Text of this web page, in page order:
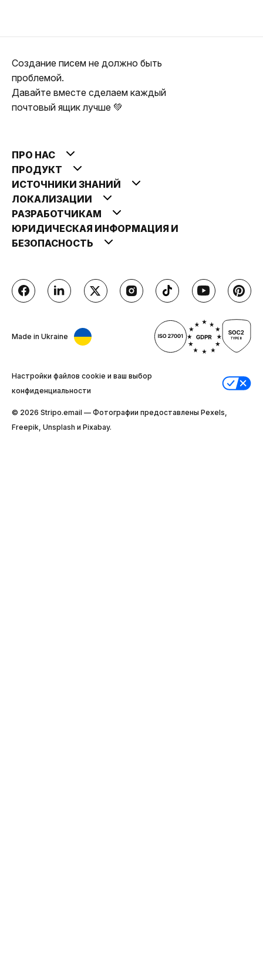
Создание писем не должно быть
проблемой.
Давайте вместе сделаем каждый
почтовый ящик лучше 💚
ПРО НАС
ПРОДУКТ
ИСТОЧНИКИ ЗНАНИЙ
ЛОКАЛИЗАЦИИ
РАЗРАБОТЧИКАМ
ЮРИДИЧЕСКАЯ ИНФОРМАЦИЯ И
БЕЗОПАСНОСТЬ
Made in Ukraine
Настройки файлов cookie и ваш выбор
конфиденциальности
© 2026 Stripо.email — Фотографии предоставлены Pexels,
Freepik, Unsplash и Pixabay.